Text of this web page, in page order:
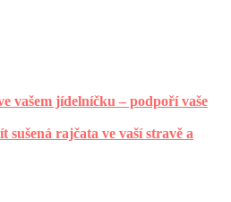
vašem jídelníčku – podpoří vaše
sušená rajčata ve vaší stravě a